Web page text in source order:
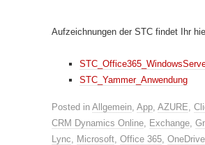
Aufzeichnungen der STC findet Ihr
STC_Yammer_Anwendung
Posted in Allgemein, App, AZURE,
CRM Dynamics Online, Exchange,
Lync, Microsoft, Office 365, OneDrive